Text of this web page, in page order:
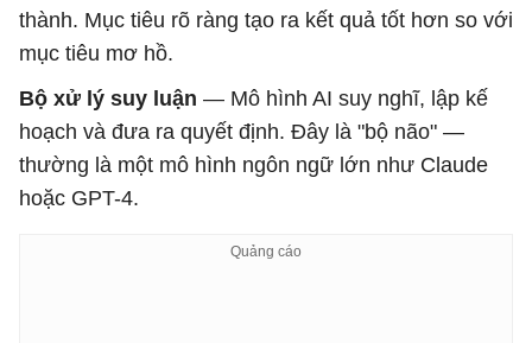
thành. Mục tiêu rõ ràng tạo ra kết quả tốt hơn so với
mục tiêu mơ hồ.
Bộ xử lý suy luận — Mô hình AI suy nghĩ, lập kế
hoạch và đưa ra quyết định. Đây là "bộ não" —
thường là một mô hình ngôn ngữ lớn như Claude
hoặc GPT-4.